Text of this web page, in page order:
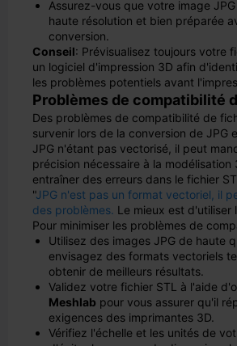
Assurez-vous que votre image
haute résolution et bien préparée
conversion.
Conseil: Prévisualisez toujours votre
un logiciel d'impression 3D afin
les problèmes potentiels avant
Problèmes de compatibilité
Des problèmes de compatibilité de
survenir lors de la conversion de JPG
JPG n'étant pas vectorisé, il peut
précision nécessaire à la modélisation
entraîner des erreurs dans le fichier
"JPG n'est pas un format vectoriel, il
des problèmes. Le mieux est d'utiliser
Pour minimiser les problèmes de
Utilisez des images JPG de haute
envisagez des formats vectoriels
obtenir de meilleurs résultats.
Validez votre fichier STL à l'aide
Meshlab pour vous assurer qu'il
exigences des imprimantes 3D.
Vérifiez l'échelle et les unités de